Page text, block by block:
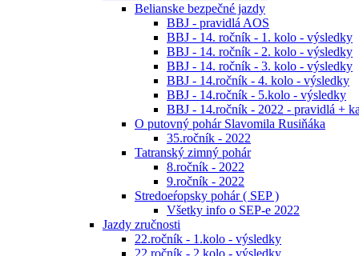
Belianske bezpečné jazdy
BBJ - pravidlá AOS
BBJ - 14. ročník - 1. kolo - výsledky
BBJ - 14. ročník - 2. kolo - výsledky
BBJ - 14. ročník - 3. kolo - výsledky
BBJ - 14.ročník - 4. kolo - výsledky
BBJ - 14.ročník - 5.kolo - výsledky
BBJ - 14.ročník - 2022 - pravidlá +
O putovný pohár Slavomila Rusiňáka
35.ročník - 2022
Tatranský zimný pohár
8.ročník - 2022
9.ročník - 2022
Stredoeŕopsky pohár ( SEP )
Všetky info o SEP-e 2022
Jazdy zručnosti
22.ročník - 1.kolo - výsledky
22.ročník - 2.kolo - výsledky